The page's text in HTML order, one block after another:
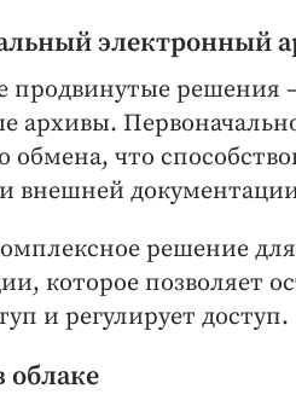
электронный
продвинутые решения
архивы.
обмена, что
внешней
решение
которое позволяет
и регулирует доступ.
облаке